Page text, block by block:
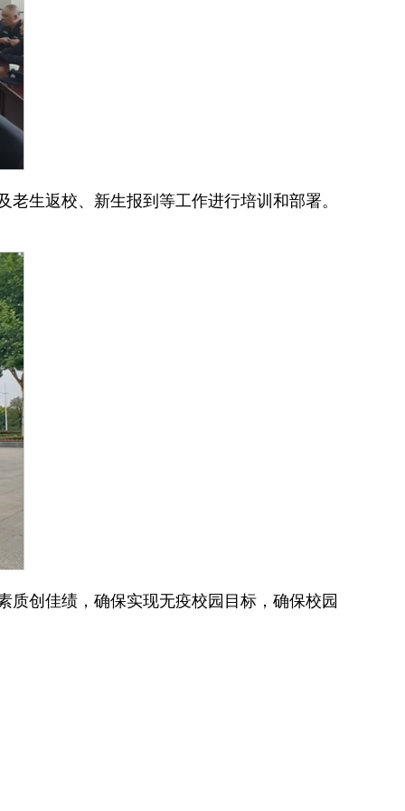
生返校、新生报到等工作进行培训和部署。
创佳绩，确保实现无疫校园目标，确保校园